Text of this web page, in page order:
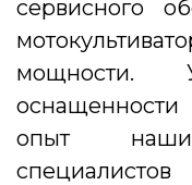
сервисного
мощности.
опыт